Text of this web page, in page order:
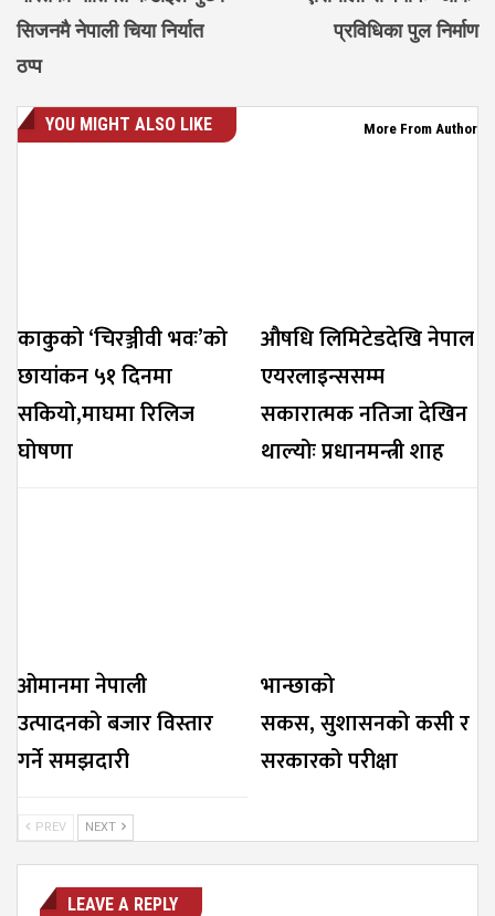
सिजनमै नेपाली चिया निर्यात
ठप्प
प्रविधिका पुल निर्माण
YOU MIGHT ALSO LIKE More From Author
काकुको ‘चिरञ्जीवी भवः’को
छायांकन ५१ दिनमा
सकियो,माघमा रिलिज
घोषणा
औषधि लिमिटेडदेखि नेपाल
एयरलाइन्ससम्म
सकारात्मक नतिजा देखिन
थाल्योः प्रधानमन्त्री शाह
ओमानमा नेपाली
उत्पादनको बजार विस्तार
गर्ने समझदारी
भान्छाको
सकस, सुशासनको कसी र
सरकारको परीक्षा
PREV NEXT
LEAVE A REPLY